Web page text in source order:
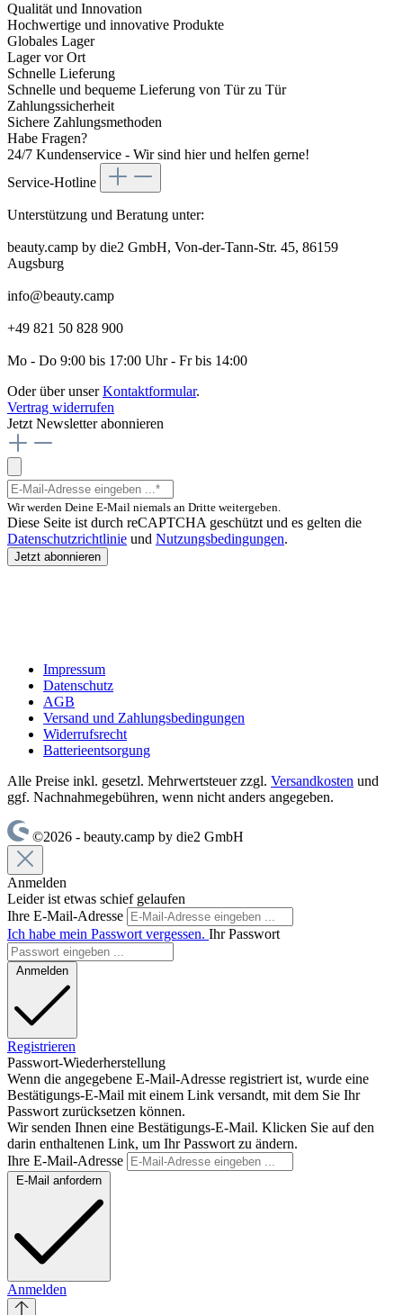
Qualität und Innovation
Hochwertige und innovative Produkte
Globales Lager
Lager vor Ort
Schnelle Lieferung
Schnelle und bequeme Lieferung von Tür zu Tür
Zahlungssicherheit
Sichere Zahlungsmethoden
Habe Fragen?
24/7 Kundenservice - Wir sind hier und helfen gerne!
Service-Hotline
Unterstützung und Beratung unter:
beauty.camp by die2 GmbH, Von-der-Tann-Str. 45, 86159
Augsburg
info@beauty.camp
+49 821 50 828 900
Mo - Do 9:00 bis 17:00 Uhr - Fr bis 14:00
Oder über unserKontaktformular.
Vertrag widerrufen
Jetzt Newsletter abonnieren
Wir werden Deine E-Mail niemals an Dritte weitergeben.
Diese Seite ist durch reCAPTCHA geschützt und es gelten die
Datenschutzrichtlinie und Nutzungsbedingungen.
Jetzt abonnieren
Impressum
Datenschutz
AGB
Versand und Zahlungsbedingungen
Widerrufsrecht
Batterieentsorgung
Alle Preise inkl. gesetzl. Mehrwertsteuer zzgl. Versandkosten und
ggf. Nachnahmegebühren, wenn nicht anders angegeben.
©2026 - beauty.camp by die2 GmbH
Anmelden
Leider ist etwas schief gelaufen
Ihre E-Mail-Adresse
Ich habe mein Passwort vergessen. Ihr Passwort
Anmelden
Registrieren
Passwort-Wiederherstellung
Wenn die angegebene E-Mail-Adresse registriert ist, wurde eine
Bestätigungs-E-Mail mit einem Link versandt, mit dem Sie Ihr
Passwort zurücksetzen können.
Wir senden Ihnen eine Bestätigungs-E-Mail. Klicken Sie auf den
darin enthaltenen Link, um Ihr Passwort zu ändern.
Ihre E-Mail-Adresse
E-Mail anfordern
Anmelden